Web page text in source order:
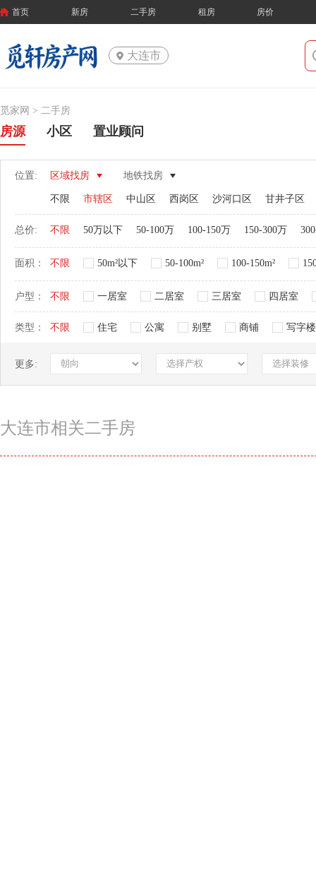
首页 新房 二手房 租房 房价
大连市
觅家网 > 二手房
房源 小区 置业顾问
位置: 区域找房 地铁找房
不限 市辖区 中山区 西岗区 沙河口区 甘井子区
总价: 不限 50万以下 50-100万 100-150万 150-300万
面积： 不限 50m²以下 50-100m² 100-150m²
户型： 不限 一居室 二居室 三居室 四居室
类型： 不限 住宅 公寓 别墅 商铺 写字楼
更多:
大连市相关二手房